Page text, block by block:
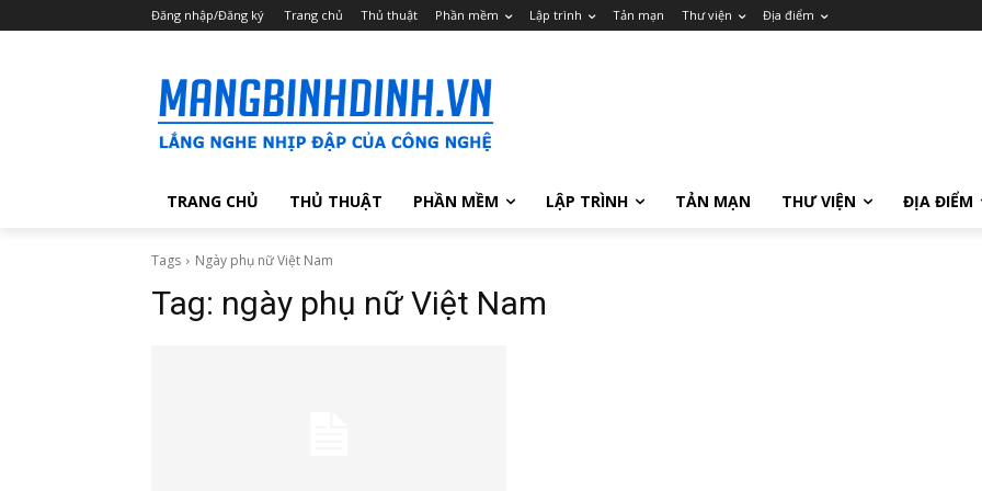
Đăng nhập/Đăng ký Trang chủ Thủ thuật Phần mềm Lập trình Tản mạn Thư viện Địa điểm
TRANG CHỦ THỦ THUẬT PHẦN MỀM LẬP TRÌNH TẢN MẠN THƯ VIỆN ĐỊA ĐIỂM
Tags Ngày phụ nữ Việt Nam
Tag: ngày phụ nữ Việt Nam